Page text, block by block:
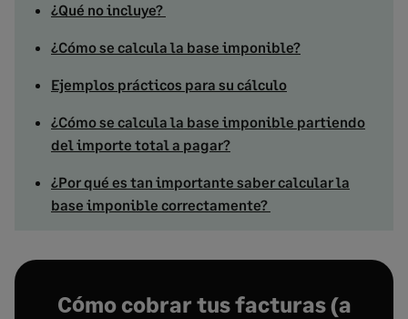
¿Qué no incluye?
¿Cómo se calcula la base imponible?
Ejemplos prácticos para su cálculo
¿Cómo se calcula la base imponible partiendo
del importe total a pagar?
¿Por qué es tan importante saber calcular la
base imponible correctamente?
Cómo cobrar tus facturas (a